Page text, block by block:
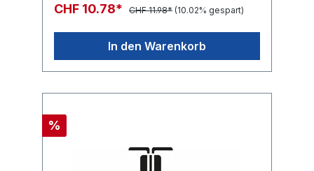
CHF 10.78* CHF 11.98* (10.02% gespart)
In den Warenkorb
%